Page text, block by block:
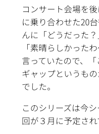
コンサート会場を
に乗り合わせた20
んに「どうだった？
「素晴らしかった
言っていたので、
ギャップというも
でした。
このシリーズは今
回が３月に予定され